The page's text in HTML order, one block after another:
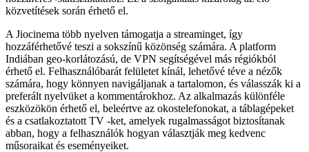
közvetítések során érhető el.
A Jiocinema több nyelven támogatja a streaminget, így
hozzáférhetővé teszi a sokszínű közönség számára. A platform
Indiában geo-korlátozású, de VPN segítségével más régiókból
érhető el. Felhasználóbarát felületet kínál, lehetővé téve a nézők
számára, hogy könnyen navigáljanak a tartalomon, és válasszák ki a
preferált nyelvüket a kommentárokhoz. Az alkalmazás különféle
eszközökön érhető el, beleértve az okostelefonokat, a táblagépeket
és a csatlakoztatott TV -ket, amelyek rugalmasságot biztosítanak
abban, hogy a felhasználók hogyan választják meg kedvenc
műsoraikat és eseményeiket.